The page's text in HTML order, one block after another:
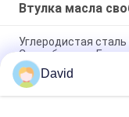
Втулка масла
Углеродистая
Сухое бегство
Противоизносные
Бронзовые
David